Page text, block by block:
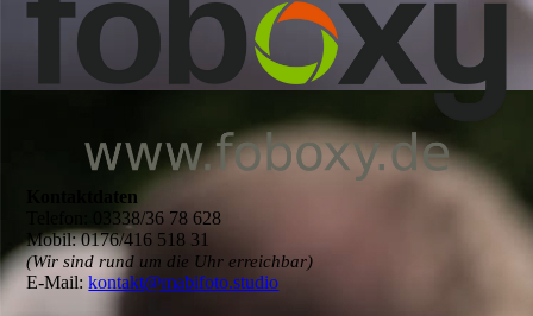
Kontaktdaten
Telefon: 03338/36 78 628
Mobil: 0176/416 518 31
(Wir sind rund um die Uhr erreichbar)
E-Mail:kontakt@mabifoto.studio